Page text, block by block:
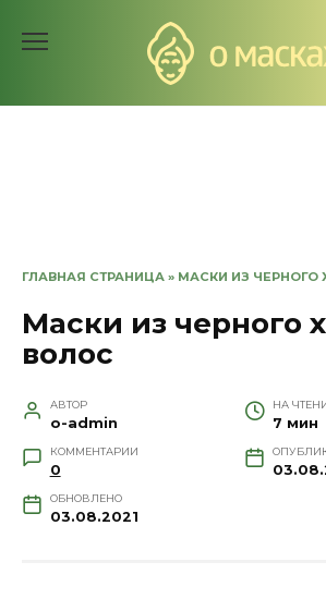
ГЛАВНАЯ СТРАНИЦА » МАСКИ ИЗ ЧЕРНОГО
Маски из черного
волос
АВТОР
o-admin
НА
7 мин
КОММЕНТАРИИ
0
ОБНОВЛЕНО
03.08.2021